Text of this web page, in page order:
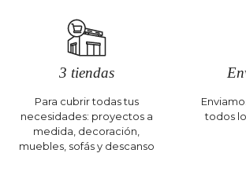
3 tiendas
Para cubrir todas tus
necesidades: proyectos a
medida, decoración,
muebles, sofás y descanso
todos